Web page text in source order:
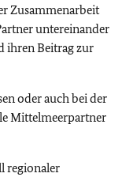
Zusammenarbeit
untereinander
ihren Beitrag zur
oder auch bei der
Mittelmeerpartner
regionaler